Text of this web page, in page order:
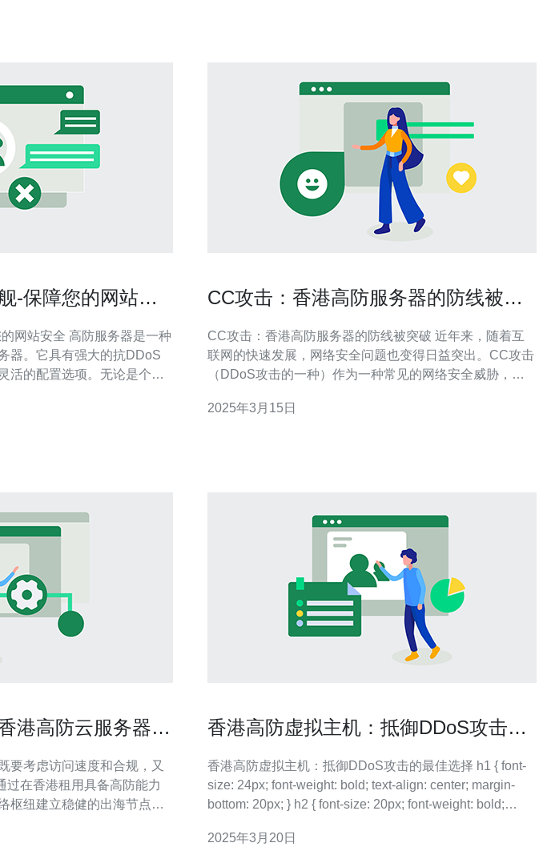
-保障您的网站安
防服务器是一种
器。它具有强大的抗DDoS
活的配置选项。无论是个人
CC攻击：香港高防服务器的防线被突
CC攻击：香港高防服务器的防线被突破 近年来，随着互
联网的快速发展，网络安全问题也变得日益突出。CC攻击
（DDoS攻击的一种）作为一种常见的网络安全威胁，已
服务器的防线遭到了CC攻击的突破，导致服务器瘫痪，这
2025年3月15日
港高防云服务器租
要考虑访问速度和合规，又
过在香港租用具备高防能力
枢纽建立稳健的出海节点，
香港高防虚拟主机：抵御DDoS攻击的
香港高防虚拟主机：抵御DDoS攻击的最佳选择 h1 { font-
size: 24px; font-weight: bold; text-align: center; margin-
bottom: 20px; } h2 { font-size: 20px; font-weight: bold;
2025年3月20日